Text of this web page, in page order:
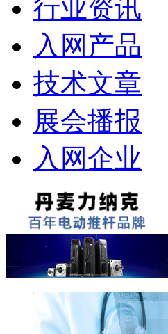
行业资讯
入网产品
技术文章
展会播报
入网企业